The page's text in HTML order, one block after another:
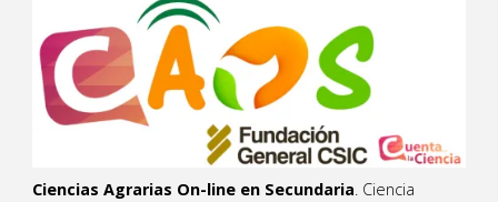
Ciencias Agrarias On-line en Secundaria. Ciencia